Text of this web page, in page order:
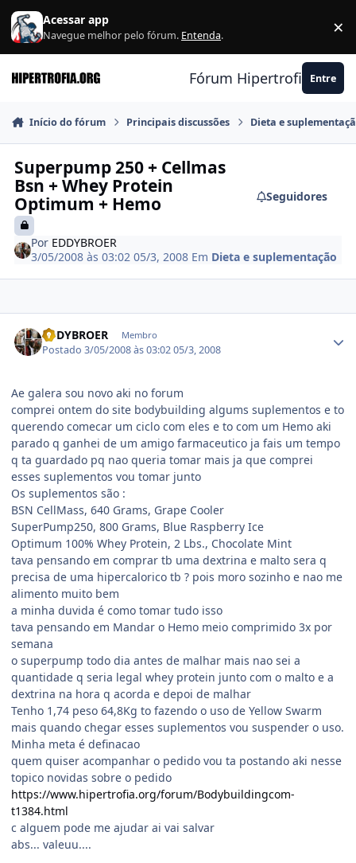
Ir para conteúdo
Acessar app
Navegue melhor pelo fórum. Entenda. ×
Fórum Hipertrofia.org
Entre
Início do fórum Principais discussões Dieta e
Superpump 250 + Cellmas
Bsn + Whey Protein
Optimum + Hemo
Seguidores
Por EDDYBROER
3/05/2008 às 03:0205/3, 2008 Em Dieta e suplementação
EDDYBROER Membro
Postado3/05/2008 às 03:0205/3, 2008
Ae galera sou novo aki no forum
comprei ontem do site bodybuilding algums suplementos e to
querendo comecar um ciclo com eles e to com um Hemo aki
parado q ganhei de um amigo farmaceutico ja fais um tempo
q ta guardado pq nao queria tomar mais ja que comprei
esses suplementos vou tomar junto
Os suplementos são :
BSN CellMass, 640 Grams, Grape Cooler
SuperPump250, 800 Grams, Blue Raspberry Ice
Optimum 100% Whey Protein, 2 Lbs., Chocolate Mint
tava pensando em comprar tb uma dextrina e malto sera q
precisa de uma hipercalorico tb ? pois moro sozinho e nao me
alimento muito bem
a minha duvida é como tomar tudo isso
tava pensando em Mandar o Hemo meio comprimido 3x por
semana
o superpump todo dia antes de malhar mais nao sei a
quantidade q seria legal whey protein junto com o malto e a
dextrina na hora q acorda e depoi de malhar
Tenho 1,74 peso 64,8Kg to fazendo o uso de Yellow Swarm
mais quando chegar esses suplementos vou suspender o uso.
Minha meta é definacao
quem quiser acompanhar o pedido vou ta postando aki nesse
topico novidas sobre o pedido
https://www.hipertrofia.org/forum/Bodybuildingcom-
t1384.html
c alguem pode me ajudar ai vai salvar
abs... valeuu....